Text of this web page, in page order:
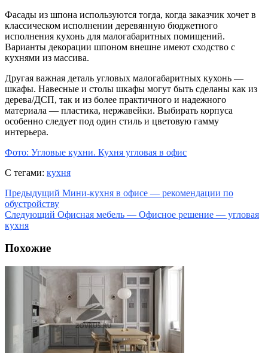
Фасады из шпона используются тогда, когда заказчик хочет в
классическом исполнении деревянную бюджетного
исполнения кухонь для малогабаритных помищений.
Варианты декорации шпоном внешне имеют сходство с
кухнями из массива.
Другая важная деталь угловых малогабаритных кухонь —
шкафы. Навесные и столы шкафы могут быть сделаны как из
дерева/ДСП, так и из более практичного и надежного
материала — пластика, нержавейки. Выбирать корпуса
особенно следует под один стиль и цветовую гамму
интерьера.
Фото: Угловые кухни. Кухня угловая в офис
С тегами: кухня
Предыдущий Мини-кухня в офисе — рекомендации по
обустройству
Следующий Офисная мебель — Офисное решение — угловая
кухня
Похожие